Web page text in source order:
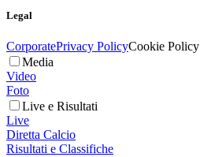
Legal
CorporatePrivacy PolicyCookie Policy
Media
Video
Foto
Live e Risultati
Live
Diretta Calcio
Risultati e Classifiche